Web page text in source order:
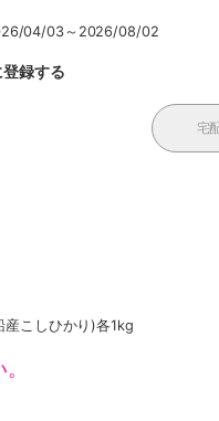
04/03～2026/08/02
録する
宅
産こしひかり)各1kg